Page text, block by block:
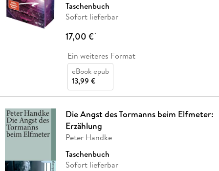
Taschenbuch
Sofort lieferbar
17,00 €*
Ein weiteres Format
eBook epub
13,99 €
Die Angst des Tormanns beim Elfmeter:
Erzählung
Peter Handke
Taschenbuch
Sofort lieferbar